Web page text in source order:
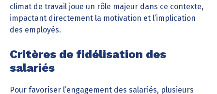
climat de travail joue un rôle majeur dans ce contexte,
impactant directement la motivation et l’implication
des employés.
Critères de fidélisation des
salariés
Pour favoriser l’engagement des salariés, plusieurs